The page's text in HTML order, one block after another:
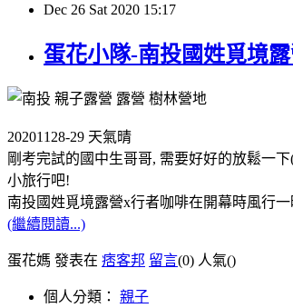
Dec 26 Sat 2020 15:17
蛋花小隊-南投國姓覓境
20201128-29 天氣晴
剛考完試的國中生哥哥, 需要好好的放鬆一
小旅行吧!
南投國姓覓境露營x行者咖啡在開幕時風行
(繼續閱讀...)
蛋花媽 發表在 痞客邦 留言(0) 人氣()
個人分類： 親子